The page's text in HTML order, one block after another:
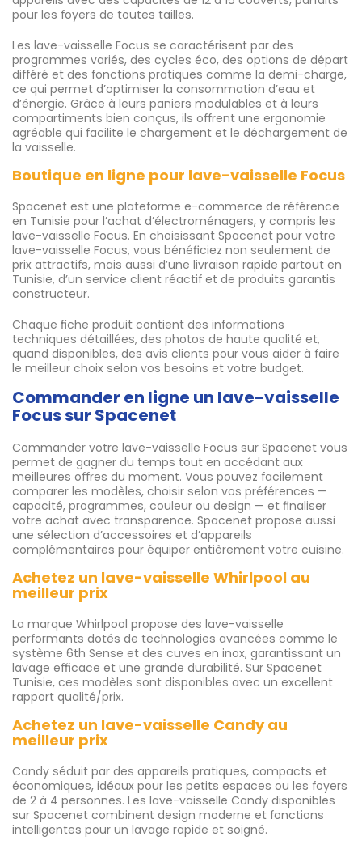
pour les foyers de toutes tailles.
Les lave-vaisselle Focus se caractérisent par des
programmes variés, des cycles éco, des options de départ
différé et des fonctions pratiques comme la demi-charge,
ce qui permet d’optimiser la consommation d’eau et
d’énergie. Grâce à leurs paniers modulables et à leurs
compartiments bien conçus, ils offrent une ergonomie
agréable qui facilite le chargement et le déchargement de
la vaisselle.
Boutique en ligne pour lave-vaisselle Focus
Spacenet est une plateforme e-commerce de référence
en Tunisie pour l’achat d’électroménagers, y compris les
lave-vaisselle Focus. En choisissant Spacenet pour votre
lave-vaisselle Focus, vous bénéficiez non seulement de
prix attractifs, mais aussi d’une livraison rapide partout en
Tunisie, d’un service client réactif et de produits garantis
constructeur.
Chaque fiche produit contient des informations
techniques détaillées, des photos de haute qualité et,
quand disponibles, des avis clients pour vous aider à faire
le meilleur choix selon vos besoins et votre budget.
Commander en ligne un lave-vaisselle
Focus sur Spacenet
Commander votre lave-vaisselle Focus sur Spacenet vous
permet de gagner du temps tout en accédant aux
meilleures offres du moment. Vous pouvez facilement
comparer les modèles, choisir selon vos préférences —
capacité, programmes, couleur ou design — et finaliser
votre achat avec transparence. Spacenet propose aussi
une sélection d’accessoires et d’appareils
complémentaires pour équiper entièrement votre cuisine.
Achetez un lave-vaisselle Whirlpool au
meilleur prix
La marque Whirlpool propose des lave-vaisselle
performants dotés de technologies avancées comme le
système 6th Sense et des cuves en inox, garantissant un
lavage efficace et une grande durabilité. Sur Spacenet
Tunisie, ces modèles sont disponibles avec un excellent
rapport qualité/prix.
Achetez un lave-vaisselle Candy au
meilleur prix
Candy séduit par des appareils pratiques, compacts et
économiques, idéaux pour les petits espaces ou les foyers
de 2 à 4 personnes. Les lave-vaisselle Candy disponibles
sur Spacenet combinent design moderne et fonctions
intelligentes pour un lavage rapide et soigné.